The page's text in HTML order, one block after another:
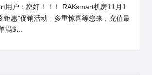
用户：您好！！！ RAKsmart机房11月1
钜惠”促销活动，多重惊喜等您来，充值最
满$…